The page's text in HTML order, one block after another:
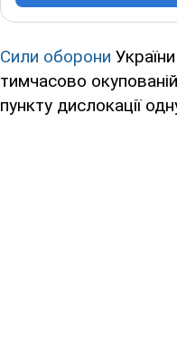
Сили оборони
тимчасово
пункту дислокації